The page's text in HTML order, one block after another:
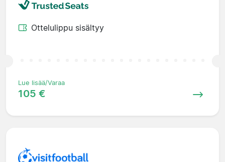
Ottelulippu sisältyy
Lue lisää/Varaa
105 €